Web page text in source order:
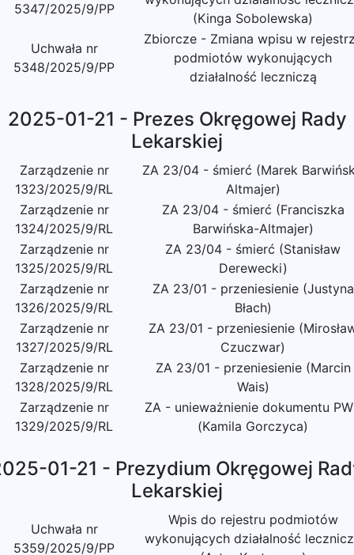
5347/2025/9/PP
(Kinga Sobolewska)
Uchwała nr
5348/2025/9/PP
Zbiorcze - Zmiana wpisu w
podmiotów wykonujących
działalność leczniczą
2025-01-21 - Prezes Okręgowej Rady
Lekarskiej
Zarządzenie nr
1323/2025/9/RL
ZA 23/04 - śmierć (Marek
Altmajer)
Zarządzenie nr
1324/2025/9/RL
ZA 23/04 - śmierć (Franciszka
Barwińska-Altmajer)
Zarządzenie nr
1325/2025/9/RL
ZA 23/04 - śmierć (Stanisław
Derewecki)
Zarządzenie nr
1326/2025/9/RL
ZA 23/01 - przeniesienie (Justyna
Błach)
Zarządzenie nr
1327/2025/9/RL
ZA 23/01 - przeniesienie
Czuczwar)
Zarządzenie nr
1328/2025/9/RL
ZA 23/01 - przeniesienie (Marcin
Wais)
Zarządzenie nr
1329/2025/9/RL
ZA - unieważnienie dokumentu
(Kamila Gorczyca)
01-21 - Prezydium Okręgowej
Lekarskiej
Uchwała nr
5359/2025/9/PP
Wpis do rejestru podmiotów
wykonujących działalność